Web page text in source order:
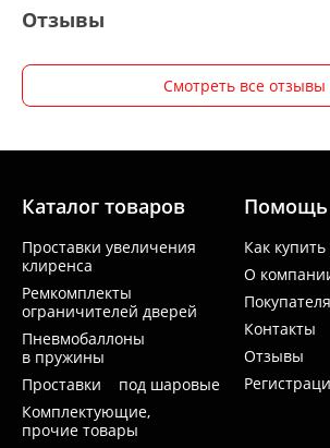
Отзывы
Смотреть все отзывы
Каталог товаров
Проставки увеличения
клиренса
Ремкомплекты
ограничителей дверей
Пневмобаллоны
в пружины
Проставки под шаровые
Комплектующие,
прочие товары
Помощь
Как купить
О
Контакты
Отзывы